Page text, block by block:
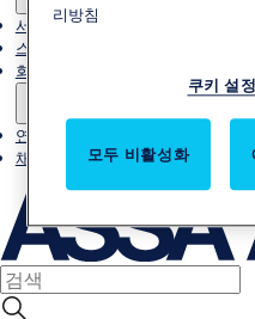
서비스
스토리
회사소개
연락처
채용
리방침
쿠키 설정
모두 비활성화